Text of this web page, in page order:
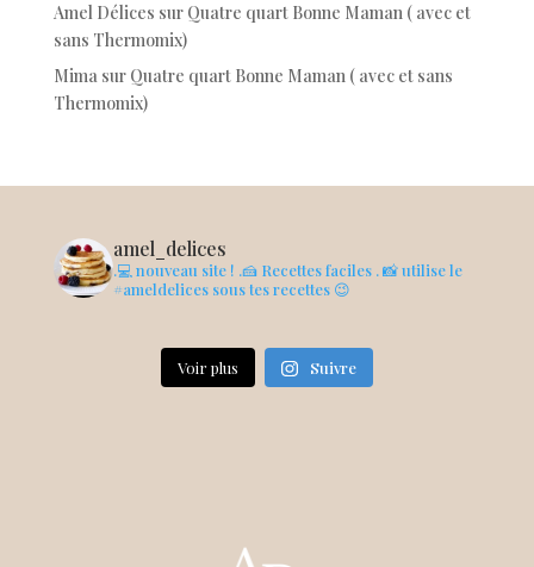
Amel Délices sur Quatre quart Bonne Maman ( avec et
sans Thermomix)
Mimasur Quatre quart Bonne Maman ( avec et sans
Thermomix)
amel_delices
.💻 nouveau site ! .🍰 Recettes faciles . 📸 utilise le
#ameldelices sous tes recettes 😉
Voir plus Suivre